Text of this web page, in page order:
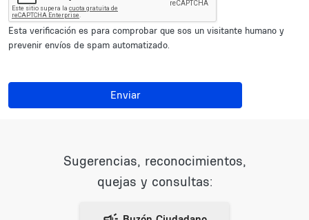
Esta verificación es para comprobar que sos un visitante humano y
prevenir envíos de spam automatizado.
Enviar
Sugerencias, reconocimientos,
quejas y consultas: